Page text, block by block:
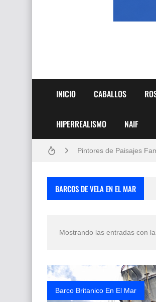
INICIO CABALLOS
HIPERREALISMO NAIF
Frutas y Flores Para
Pintores de Paisajes
Rostros Bellos, La
Fotos Artísticas de las
BARCOS DE VELA EN EL MAR
Mostrando las entradas con
Barco Britanico En El Mar